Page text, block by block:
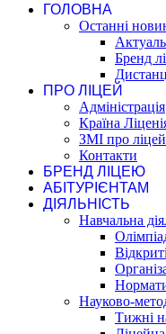
ГОЛОВНА
Останні
Бренд
ПРО ЛІЦЕЙ
Адміністрація
Країна
ЗМІ про ліцей
Контакти
БРЕНД ЛІЦЕЮ
АБІТУРІЄНТАМ
ДІЯЛЬНІСТЬ
Навчальна
Науково-
Тижні